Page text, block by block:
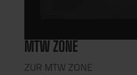
MTW ZONE
ZUR MTW ZONE